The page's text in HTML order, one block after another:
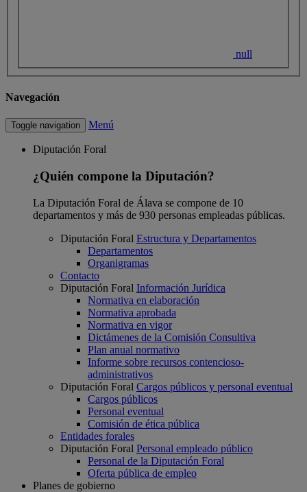
null
Navegación
Toggle navigation Menú
Diputación Foral
¿Quién compone la Diputación?
La Diputación Foral de Álava se compone de 10
departamentos y más de 930 personas empleadas públicas.
Diputación Foral Estructura y Departamentos
Departamentos
Organigramas
Contacto
Diputación Foral Información Jurídica
Normativa en elaboración
Normativa aprobada
Normativa en vigor
Dictámenes de la Comisión Consultiva
Plan anual normativo
Informe sobre recursos contencioso-
administrativos
Diputación Foral Cargos públicos y personal eventual
Cargos públicos
Personal eventual
Comisión de ética pública
Entidades forales
Diputación Foral Personal empleado público
Personal de la Diputación Foral
Oferta pública de empleo
Planes de gobierno